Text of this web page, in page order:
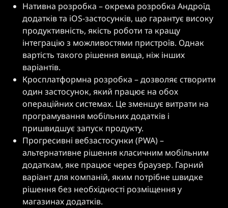
Нативна розробка – окрема розробка Андроїд
додатків та iOS-застосунків, що гарантує високу
продуктивність, якість роботи та кращу
інтеграцію з можливостями пристроїв. Однак
вартість такого рішення вища, ніж інших
варіантів.
Кросплатформна розробка – дозволяє створити
один застосунок, який працює на обох
операційних системах. Це зменшує витрати на
програмування мобільних додатків і
пришвидшує запуск продукту.
Прогресивні вебзастосунки (PWA) –
альтернативне рішення класичним мобільним
додаткам, яке працює через браузер. Гарний
варіант для компаній, яким потрібне швидке
рішення без необхідності розміщення у
магазинах додатків.